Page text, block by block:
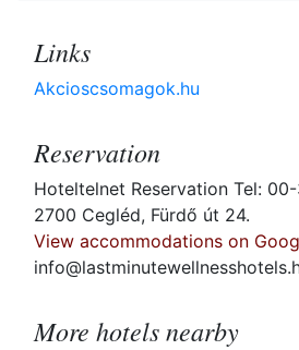
Links
Akcioscsomagok.hu
Reservation
Hoteltelnet Reservation Tel:
2700 Cegléd, Fürdő út 24.
View accommodations on
More hotels nearby